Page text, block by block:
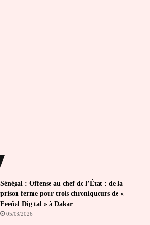
Sénégal : Offense au chef de l’État : de la
prison ferme pour trois chroniqueurs de «
Feeñal Digital » à Dakar
05/08/2026